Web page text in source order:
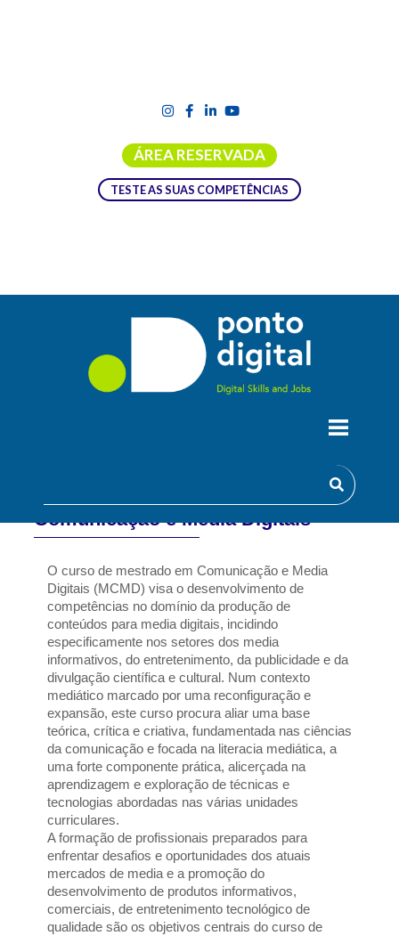
ÁREA RESERVADA
TESTE AS SUAS COMPETÊNCIAS
Comunicação e Media Digitais
O curso de mestrado em Comunicação e Media
Digitais (MCMD) visa o desenvolvimento de
competências no domínio da produção de
conteúdos para media digitais, incidindo
especificamente nos setores dos media
informativos, do entretenimento, da publicidade e da
divulgação científica e cultural. Num contexto
mediático marcado por uma reconfiguração e
expansão, este curso procura aliar uma base
teórica, crítica e criativa, fundamentada nas ciências
da comunicação e focada na literacia mediática, a
uma forte componente prática, alicerçada na
aprendizagem e exploração de técnicas e
tecnologias abordadas nas várias unidades
curriculares.
A formação de profissionais preparados para
enfrentar desafios e oportunidades dos atuais
mercados de media e a promoção do
desenvolvimento de produtos informativos,
comerciais, de entretenimento tecnológico de
qualidade são os objetivos centrais do curso de